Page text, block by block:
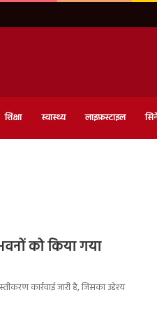
शिक्षा स्वास्थ्य लाइफ़स्टाइल
को किया गया
कार्रवाई जारी है, जिसका उद्देश्य